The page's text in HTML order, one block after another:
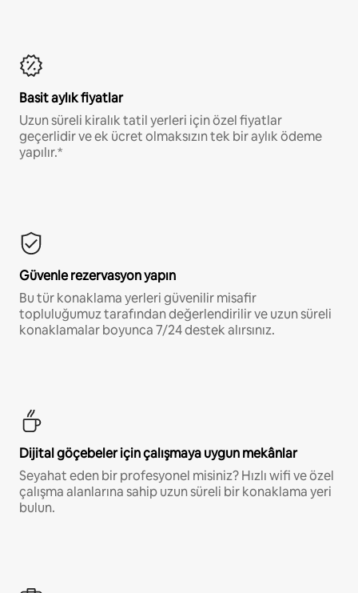
Basit aylık fiyatlar
Uzun süreli kiralık tatil yerleri için özel fiyatlar
geçerlidir ve ek ücret olmaksızın tek bir aylık ödeme
yapılır.*
Güvenle rezervasyon yapın
Bu tür konaklama yerleri güvenilir misafir
topluluğumuz tarafından değerlendirilir ve uzun süreli
konaklamalar boyunca 7/24 destek alırsınız.
Dijital göçebeler için çalışmaya uygun mekânlar
Seyahat eden bir profesyonel misiniz? Hızlı wifi ve özel
çalışma alanlarına sahip uzun süreli bir konaklama yeri
bulun.